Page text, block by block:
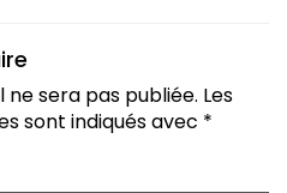
sera pas publiée. Les
sont indiqués avec *